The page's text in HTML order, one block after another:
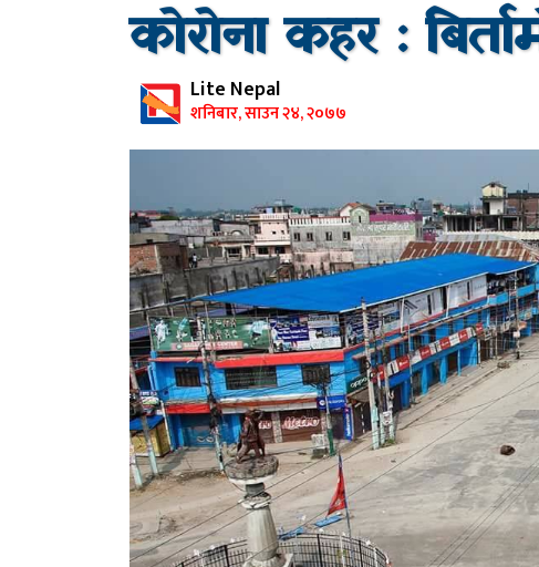
कोरोना कहर :
Lite Nepal
शनिबार, साउन २४, २०७७